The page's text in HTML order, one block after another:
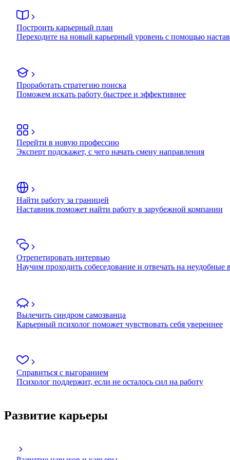
Построить карьерный план
Переходите на новый карьерный уровень с помощью
Проработать стратегию поиска
Поможем искать работу быстрее и эффективнее
Перейти в новую профессию
Эксперт подскажет, с чего начать смену направления
Найти работу за границей
Наставник поможет найти работу в зарубежной компании
Отрепетировать интервью
Научим проходить собеседование и отвечать на неудобные
Вылечить синдром самозванца
Карьерный психолог поможет чувствовать себя увереннее
Справиться с выгоранием
Психолог поддержит, если не осталось сил на работу
Развитие карьеры